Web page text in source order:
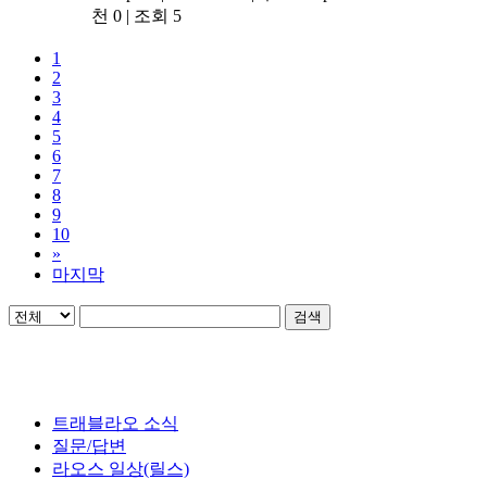
천 0 | 조회 5
1
2
3
4
5
6
7
8
9
10
»
마지막
검색
트래블라오 소식
질문/답변
라오스 일상(릴스)